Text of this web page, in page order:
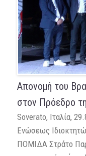
Απονομή του
στον Πρόεδρο
Soverato, Ιταλία,
Ενώσεως
ΠΟΜΙΔΑ Στράτο